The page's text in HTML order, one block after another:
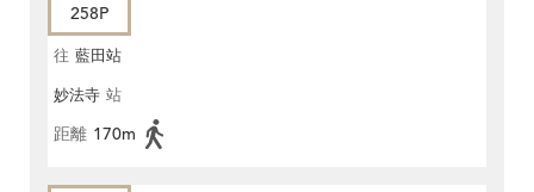
258P
往 藍田站
妙法寺 站
距離 170m